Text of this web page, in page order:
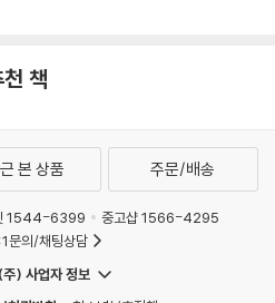
책
본 상품 주문/배송
1544-6399
중고샵 1566-4295
문의/채팅상담
) 사업자 정보